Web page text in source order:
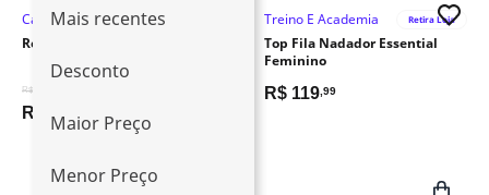
Maior Preço
Menor Preço
Mais recentes
Desconto
Casual
Regata Fila Basic Feminina
R$ 99,99
R$ 49
Treino E Academia Retira Loja
Top Fila Nadador Essential
Feminino
R$ 119,99